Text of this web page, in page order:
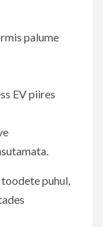
palume
EV piires
puhul,